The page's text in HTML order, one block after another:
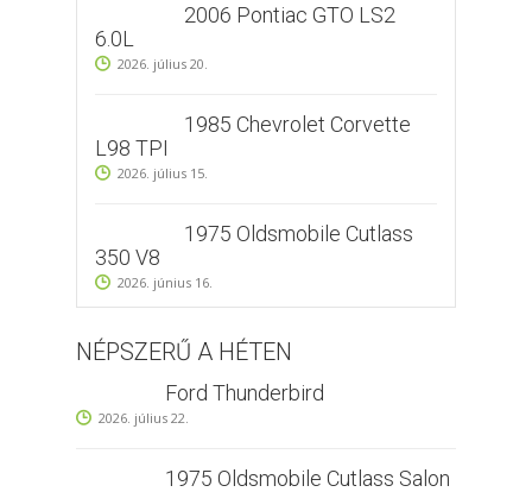
2006 Pontiac GTO LS2
6.0L
2026. július 20.
1985 Chevrolet Corvette
L98 TPI
2026. július 15.
1975 Oldsmobile Cutlass
350 V8
2026. június 16.
NÉPSZERŰ A HÉTEN
Ford Thunderbird
2026. július 22.
1975 Oldsmobile Cutlass Salon